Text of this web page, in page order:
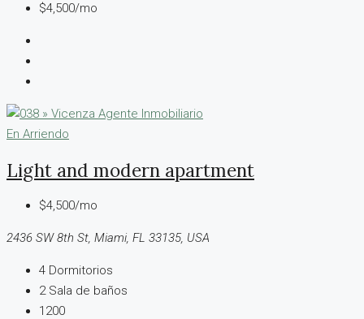
$4,500/mo
En Arriendo
Light and modern apartment
$4,500/mo
2436 SW 8th St, Miami, FL 33135, USA
4 Dormitorios
2 Sala de baños
1200